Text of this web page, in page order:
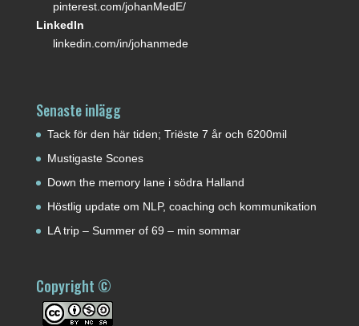
pinterest.com/johanMedE/
LinkedIn
linkedin.com/in/johanmede
Senaste inlägg
Tack för den här tiden; Triëste 7 år och 6200mil
Mustigaste Scones
Down the memory lane i södra Halland
Höstlig update om NLP, coaching och kommunikation
LA trip – Summer of 69 – min sommar
Copyright ©